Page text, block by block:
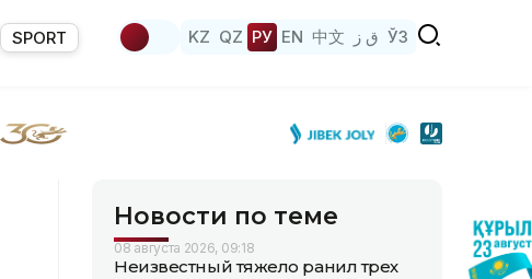
SPORT KZ QZ РУ EN 中文 ق ز ЎЗ
Новости по теме
08 августа 2026, 09:18
Неизвестный тяжело ранил трех